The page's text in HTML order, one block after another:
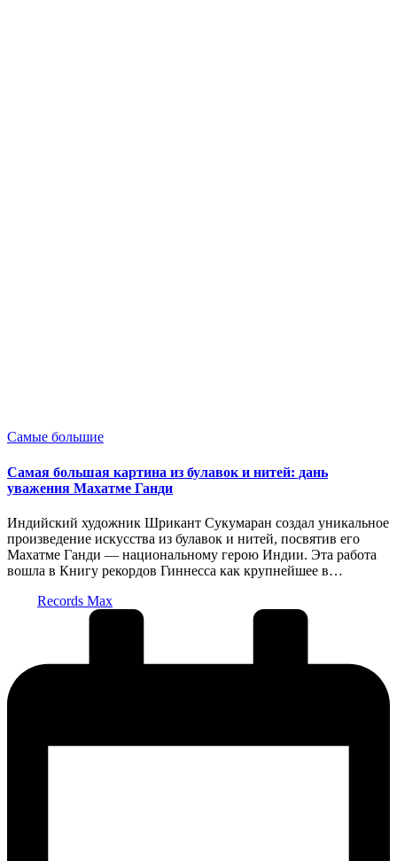
Опубликовано
Самые большие
Самая большая картина из булавок и нитей: дань
уважения Махатме Ганди
Индийский художник Шрикант Сукумаран создал уникальное
произведение искусства из булавок и нитей, посвятив его
Махатме Ганди — национальному герою Индии. Эта работа
вошла в Книгу рекордов Гиннесса как крупнейшее в…
Records Max